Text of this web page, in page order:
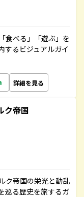
食べる」「遊ぶ」を
するビジュアルガイ
詳細を見る
ク帝国
ク帝国の栄光と動乱
巡る歴史を旅するガ